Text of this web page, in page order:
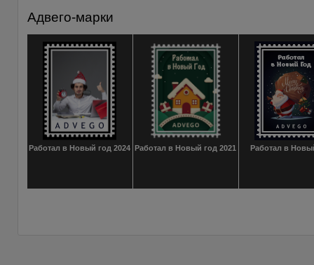
Адвего-марки
Работал в Новый год 2024 Работал в Новый год 2021 Работал в